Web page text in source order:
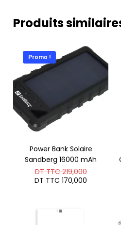
Produits
Promo !
Power Bank Solaire
Sandberg 16000 mAh
DT TTC219,000Le
prix
DT TTC 170,000
TTC